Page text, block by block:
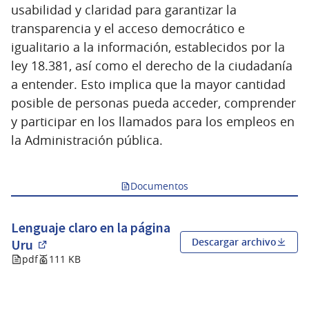
usabilidad y claridad para garantizar la
transparencia y el acceso democrático e
igualitario a la información, establecidos por la
ley 18.381, así como el derecho de la ciudadanía
a entender. Esto implica que la mayor cantidad
posible de personas pueda acceder, comprender
y participar en los llamados para los empleos en
la Administración pública.
Documentos
Lenguaje claro en la página
Uru
(Abrir en una pestaña nueva)
pdf 111 KB
Descargar archivo